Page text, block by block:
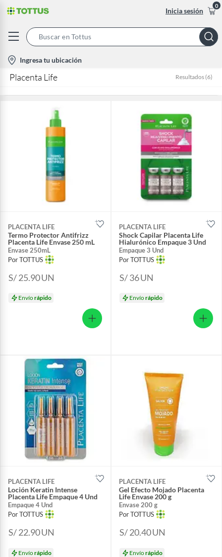
Inicia sesión
0
Bar
location-
icon
Ingresa tu ubicación
Placenta Life Resultados (6)
PLACENTA LIFE
Termo Protector Antifrizz
Placenta Life Envase 250 mL
Envase 250mL
Por TOTTUS
S/ 25.90UN
Envíorápido
PLACENTA LIFE
Shock Capilar Placenta Life
Hialurónico Empaque 3 Und
Empaque 3 Und
Por TOTTUS
S/ 36UN
Envíorápido
PLACENTA LIFE
Loción Keratin Intense
Placenta Life Empaque 4 Und
Empaque 4 Und
Por TOTTUS
S/ 22.90UN
Envíorápido
PLACENTA LIFE
Gel Efecto Mojado Placenta
Life Envase 200 g
Envase 200 g
Por TOTTUS
S/ 20.40UN
Envíorápido